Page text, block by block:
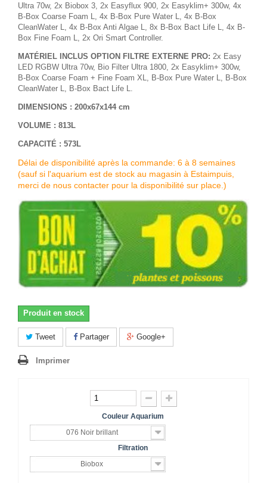
Ultra 70w, 2x Biobox 3, 2x Easyflux 900, 2x Easyklim+ 300w, 4x
B-Box Coarse Foam L, 4x B-Box Pure Water L, 4x B-Box
CleanWater L, 4x B-Box Anti Algae L, 8x B-Box Bact Life L, 4x B-
Box Fine Foam L, 2x Ori Smart Controller.
MATÉRIEL INCLUS OPTION FILTRE EXTERNE PRO: 2x Easy
LED RGBW Ultra 70w, Bio Filter Ultra 1800, 2x Easyklim+ 300w,
B-Box Coarse Foam + Fine Foam XL, B-Box Pure Water L, B-Box
CleanWater L, B-Box Bact Life L.
DIMENSIONS : 200x67x144 cm
VOLUME : 813L
CAPACITÉ : 573L
Délai de disponibilité après la commande: 6 à 8 semaines
(sauf si l'aquarium est de stock au magasin à Estaimpuis,
merci de nous contacter pour la disponibilité sur place.)
Produit en stock
Tweet Partager Google+
Imprimer
Couleur Aquarium
076 Noir brillant
Filtration
Biobox